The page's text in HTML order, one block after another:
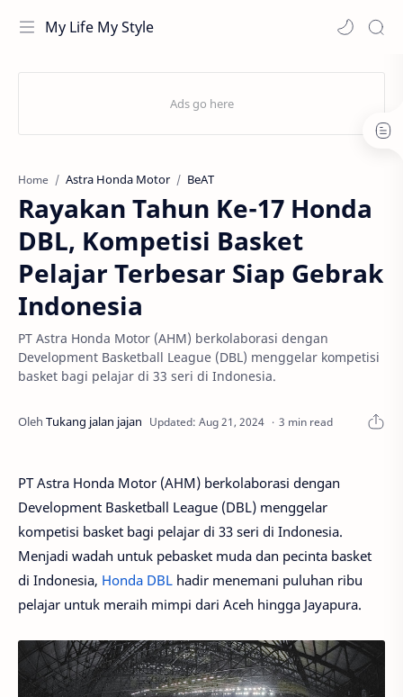
My Life My Style
Home Astra Honda Motor BeAT
Rayakan Tahun Ke-17 Honda
DBL, Kompetisi Basket
Pelajar Terbesar Siap Gebrak
Indonesia
PT Astra Honda Motor (AHM) berkolaborasi dengan
Development Basketball League (DBL) menggelar kompetisi
basket bagi pelajar di 33 seri di Indonesia.
3 min read
PT Astra Honda Motor (AHM) berkolaborasi dengan
Development Basketball League (DBL) menggelar
kompetisi basket bagi pelajar di 33 seri di Indonesia.
Menjadi wadah untuk pebasket muda dan pecinta basket
di Indonesia, Honda DBL hadir menemani puluhan ribu
pelajar untuk meraih mimpi dari Aceh hingga Jayapura.